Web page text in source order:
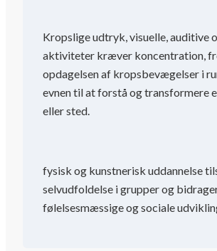
Kropslige udtryk, visuelle, auditive
aktiviteter kræver koncentration,
opdagelsen af ​​kropsbevægelser i
evnen til at forstå og transformere
eller sted.
fysisk og kunstnerisk uddannelse
selvudfoldelse i grupper og
følelsesmæssige og sociale